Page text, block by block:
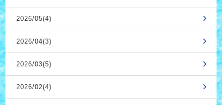
2026/05(4)
2026/04(3)
2026/03(5)
2026/02(4)